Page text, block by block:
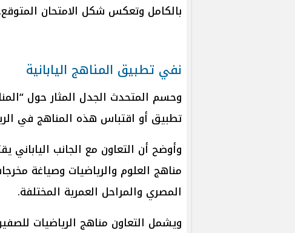
بالكامل وتعكس شكل الامتحان المتوقع.
نفي تطبيق المناهج اليابانية
وحسم المتحدث الجدل المثار حول
تطبيق أو اقتباس هذه المناهج في
وأوضح أن التعاون مع الجانب
مناهج العلوم والرياضيات وصياغة
المصري والمراحل العمرية المختلفة.
ويشمل التعاون مناهج الرياضيات